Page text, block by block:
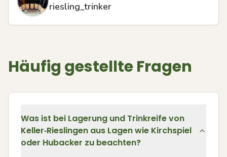
riesling_trinker
Häufig gestellte Fragen
Was ist bei Lagerung und Trinkreife von
Keller‑Rieslingen aus Lagen wie Kirchspiel
oder Hubacker zu beachten?